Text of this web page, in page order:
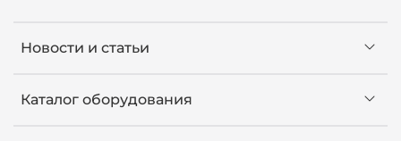
Новости и статьи
Каталог оборудования